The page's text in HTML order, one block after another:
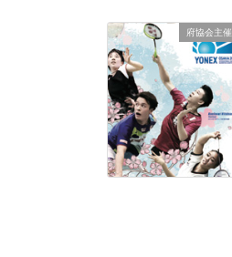
府協会主催